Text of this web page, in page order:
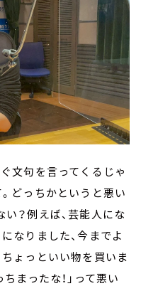
文句を言ってくるじゃ
どっちかというと悪い
？例えば、芸能人にな
なりました、今までよ
ょっといい物を買いま
まったな！」って悪い